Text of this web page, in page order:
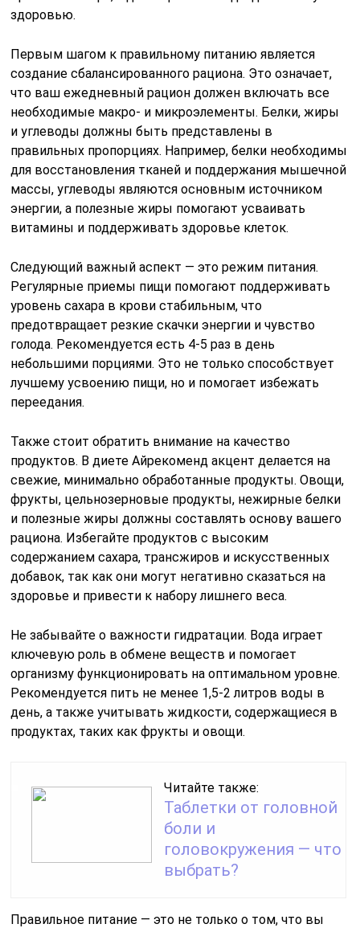
здоровью.
Первым шагом к правильному питанию является
создание сбалансированного рациона. Это означает,
что ваш ежедневный рацион должен включать все
необходимые макро- и микроэлементы. Белки, жиры
и углеводы должны быть представлены в
правильных пропорциях. Например, белки необходимы
для восстановления тканей и поддержания мышечной
массы, углеводы являются основным источником
энергии, а полезные жиры помогают усваивать
витамины и поддерживать здоровье клеток.
Следующий важный аспект — это режим питания.
Регулярные приемы пищи помогают поддерживать
уровень сахара в крови стабильным, что
предотвращает резкие скачки энергии и чувство
голода. Рекомендуется есть 4-5 раз в день
небольшими порциями. Это не только способствует
лучшему усвоению пищи, но и помогает избежать
переедания.
Также стоит обратить внимание на качество
продуктов. В диете Айрекоменд акцент делается на
свежие, минимально обработанные продукты. Овощи,
фрукты, цельнозерновые продукты, нежирные белки
и полезные жиры должны составлять основу вашего
рациона. Избегайте продуктов с высоким
содержанием сахара, трансжиров и искусственных
добавок, так как они могут негативно сказаться на
здоровье и привести к набору лишнего веса.
Не забывайте о важности гидратации. Вода играет
ключевую роль в обмене веществ и помогает
организму функционировать на оптимальном уровне.
Рекомендуется пить не менее 1,5-2 литров воды в
день, а также учитывать жидкости, содержащиеся в
продуктах, таких как фрукты и овощи.
Читайте также:
Таблетки от головной
боли и
головокружения — что
выбрать?
Правильное питание — это не только о том, что вы